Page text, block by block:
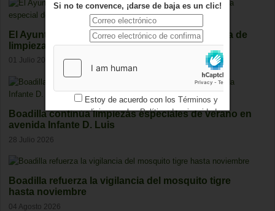
El Ayuntamiento de Boadilla arranca la campaña de
limpieza especial de verano
01 Julio 2026
Boadilla continúa limpiezas especiales de verano en
avenida Infante D. Luis
28 Julio 2026
Boadilla refuerza la vigilancia del mosquito tigre
hasta noviembre
04 Agosto 2026
Si no te convence, ¡darse de baja es un clic!
Estoy de acuerdo con los Términos y
condicionesy losPolítica de privacidad